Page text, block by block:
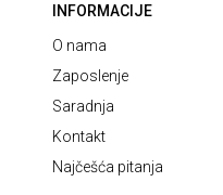
INFORMACIJE
O nama
Zaposlenje
Saradnja
Kontakt
Najčešća pitanja